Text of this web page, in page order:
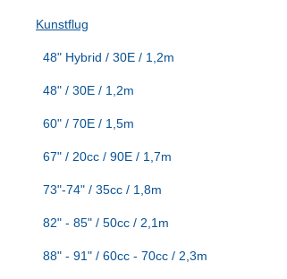
Kunstflug
48" Hybrid / 30E / 1,2m
48" / 30E / 1,2m
60" / 70E / 1,5m
67" / 20cc / 90E / 1,7m
73"-74" / 35cc / 1,8m
82" - 85" / 50cc / 2,1m
88" - 91" / 60cc - 70cc / 2,3m